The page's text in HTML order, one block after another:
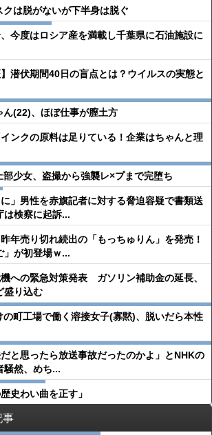
は脱がないが下半身は脱ぐ
今度はロシア産を満載し千葉県に石油施設に
】潜伏期間40日の盲点とは？ウイルスの実態と
ん(22)、ほぼ仕事が膣土方
ンクの原料は足りている！企業はちゃんと理
部少女、盗撮から強襲レ×プまで完堕ち
に」男性を赤旗記者に対する脅迫容疑で書類送
検察に起訴...
昨年売り切れ続出の「もっちゅりん」を発売！
」が初登場ｗ...
への緊急対策発表 ガソリン補助金の延長、
盛り込む
の町工場で働く溶接女子(寡黙)、脱いだら本性
だと思ったら放送事故だったのかよ」とNHKの
騒然、めち...
史わい曲を正す」
事